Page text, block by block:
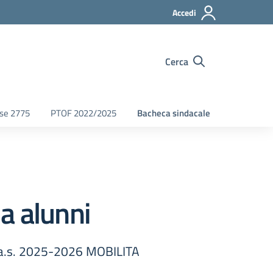
Accedi
Cerca
2775 PTOF 2022/2025 Bacheca sindacale
alunni
a.s. 2025-2026 MOBILITA